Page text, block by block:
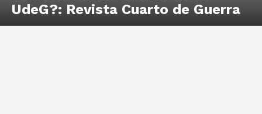
UdeG?: Revista Cuarto de Guerra